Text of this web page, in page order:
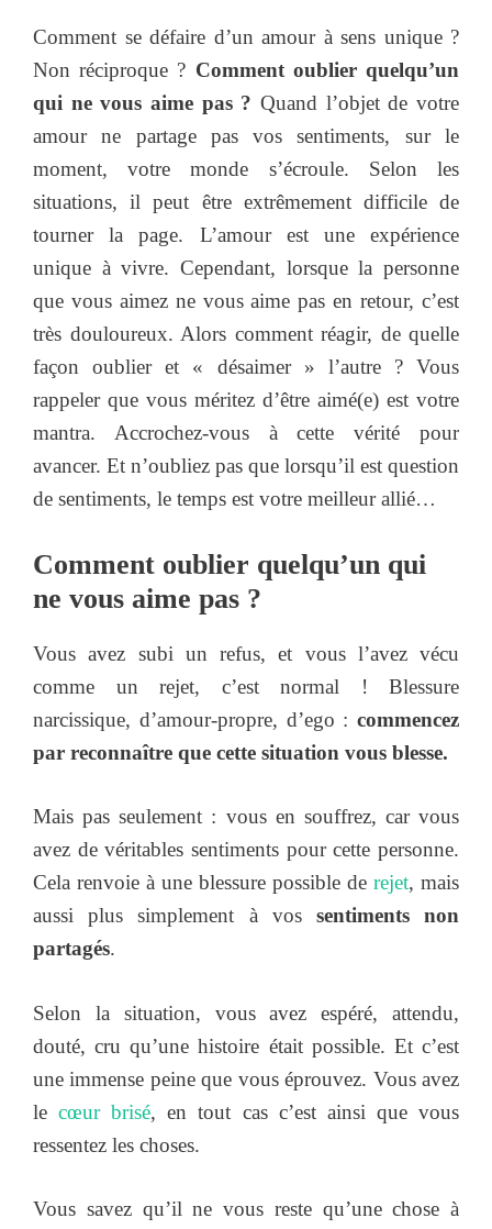
Comment se défaire d’un amour à sens unique ?
Non réciproque ? Comment oublier quelqu’un
qui ne vous aime pas ? Quand l’objet de votre
amour ne partage pas vos sentiments, sur le
moment, votre monde s’écroule. Selon les
situations, il peut être extrêmement difficile de
tourner la page. L’amour est une expérience
unique à vivre. Cependant, lorsque la personne
que vous aimez ne vous aime pas en retour, c’est
très douloureux. Alors comment réagir, de quelle
façon oublier et « désaimer » l’autre ? Vous
rappeler que vous méritez d’être aimé(e) est votre
mantra. Accrochez-vous à cette vérité pour
avancer. Et n’oubliez pas que lorsqu’il est question
de sentiments, le temps est votre meilleur allié…
Comment oublier quelqu’un qui
ne vous aime pas ?
Vous avez subi un refus, et vous l’avez vécu
comme un rejet, c’est normal ! Blessure
narcissique, d’amour-propre, d’ego : commencez
par reconnaître que cette situation vous blesse.
Mais pas seulement : vous en souffrez, car vous
avez de véritables sentiments pour cette personne.
Cela renvoie à une blessure possible de rejet, mais
aussi plus simplement à vos sentiments non
partagés.
Selon la situation, vous avez espéré, attendu,
douté, cru qu’une histoire était possible. Et c’est
une immense peine que vous éprouvez. Vous avez
lecœur brisé, en tout cas c’est ainsi que vous
ressentez les choses.
Vous savez qu’il ne vous reste qu’une chose à